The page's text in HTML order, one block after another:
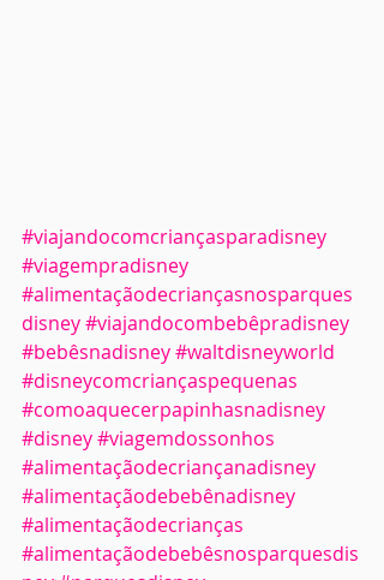
#viajandocomcriançasparadisney
#viagempradisney
#alimentaçãodecriançasnosparques
disney#viajandocombebêpradisney
#bebêsnadisney#waltdisneyworld
#disneycomcriançaspequenas
#comoaquecerpapinhasnadisney
#disney#viagemdossonhos
#alimentaçãodecriançanadisney
#alimentaçãodebebênadisney
#alimentaçãodecrianças
#alimentaçãodebebêsnosparquesdis